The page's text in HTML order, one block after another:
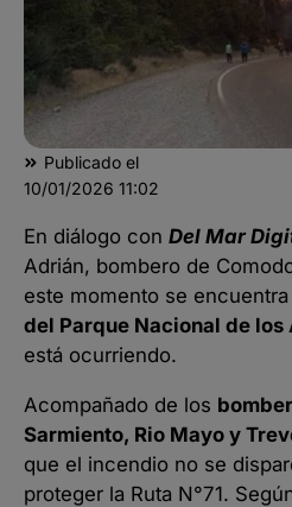
Publicado el
10/01/2026 11:02
En diálogo con Del Mar
Adrián, bombero de
este momento se encuentra
del Parque Nacional de los
está ocurriendo.
Acompañado de los
Sarmiento, Rio Mayo y
que el incendio no se
proteger la Ruta N°71.